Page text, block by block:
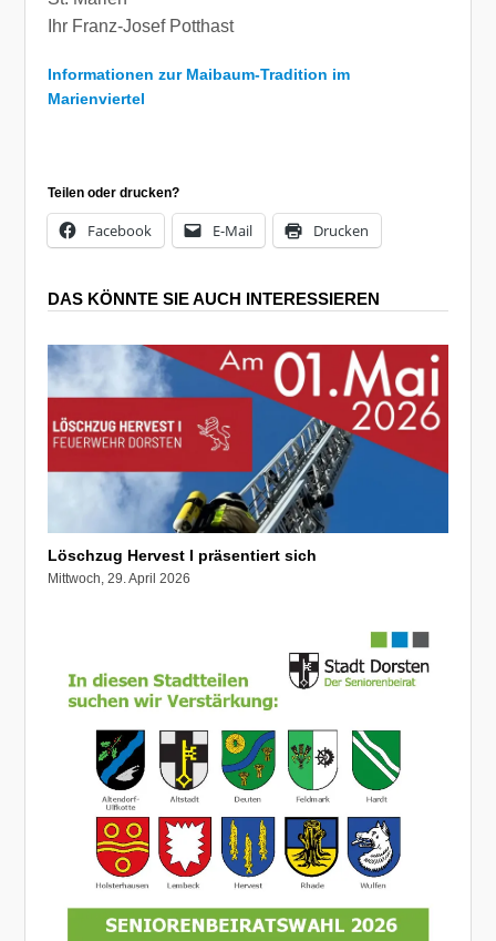
Ihr Franz-Josef Potthast
Informationen zur Maibaum-Tradition im
Marienviertel
Teilen oder drucken?
Facebook E-Mail Drucken
DAS KÖNNTE SIE AUCH INTERESSIEREN
Löschzug Hervest I präsentiert sich
Mittwoch, 29. April 2026